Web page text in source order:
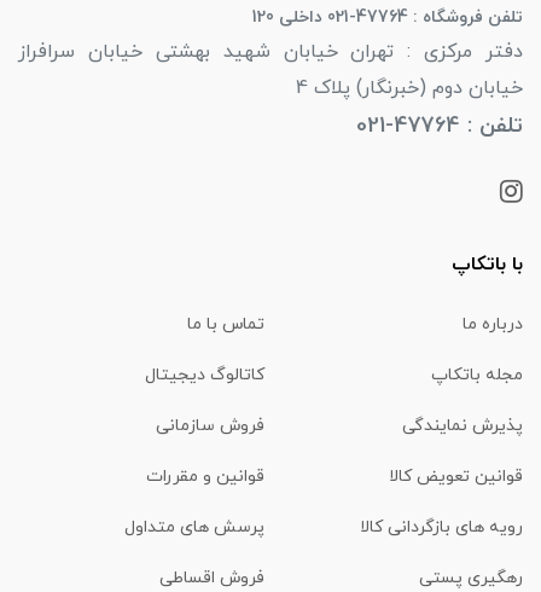
تلفن فروشگاه : 47764-021 داخلی 120
دفتر مرکزی : تهران خیابان شهید بهشتی خیابان سرافراز
خیابان دوم (خبرنگار) پلاک 4
تلفن : 47764-021
با باتکاپ
درباره ما تماس با ما
مجله باتکاپ کاتالوگ دیجیتال
پذیرش نمایندگی فروش سازمانی
قوانین تعویض کالا قوانین و مقررات
رویه های بازگردانی کالا پرسش های متداول
رهگیری پستی فروش اقساطی